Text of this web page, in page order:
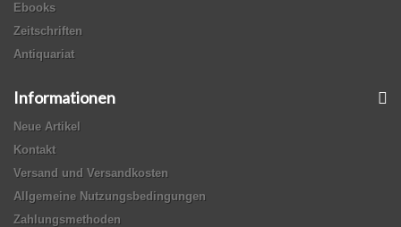
Ebooks
Zeitschriften
Antiquariat
Informationen
Neue Artikel
Kontakt
Versand und Versandkosten
Allgemeine Nutzungsbedingungen
Zahlungsmethoden